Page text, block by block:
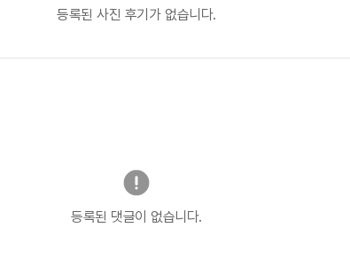
등록된 사진 후기가 없습니다.
등록된 댓글이 없습니다.